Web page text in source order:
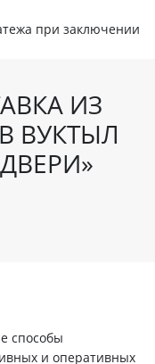
при заключении
ИЗ
ВУКТЫЛ
способы
и оперативных